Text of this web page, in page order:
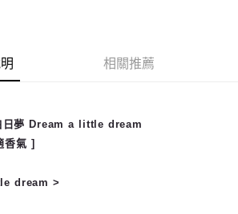
含以上)免運費
相關推薦
夢 Dream a little dream
香氣 ]
dream >